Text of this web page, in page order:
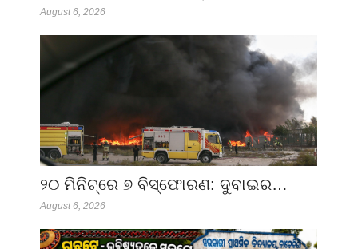
August 6, 2026
୨୦ ମିନିଟ୍‌ରେ ୭ ବିସ୍ଫୋରଣ: ଦୁବାଇର…
August 6, 2026